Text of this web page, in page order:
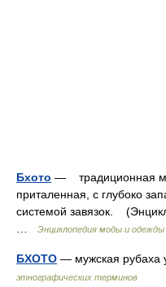
Бхото — традиционная
приталенная, с глубоко
системой завязок.
Энциклопедия моды и одежды
БХОТО — мужская
этнографических терминов